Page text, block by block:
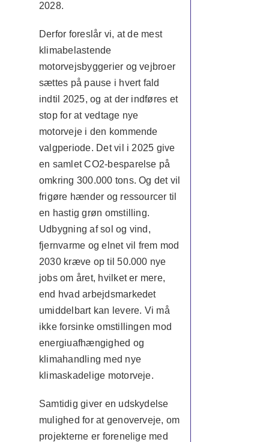
2028.
Derfor foreslår vi, at de mest
klimabelastende
motorvejsbyggerier og vejbroer
sættes på pause i hvert fald
indtil 2025, og at der indføres et
stop for at vedtage nye
motorveje i den kommende
valgperiode. Det vil i 2025 give
en samlet CO2-besparelse på
omkring 300.000 tons. Og det vil
frigøre hænder og ressourcer til
en hastig grøn omstilling.
Udbygning af sol og vind,
fjernvarme og elnet vil frem mod
2030 kræve op til 50.000 nye
jobs om året, hvilket er mere,
end hvad arbejdsmarkedet
umiddelbart kan levere. Vi må
ikke forsinke omstillingen mod
energiuafhængighed og
klimahandling med nye
klimaskadelige motorveje.
Samtidig giver en udskydelse
mulighed for at genoverveje, om
projekterne er forenelige med